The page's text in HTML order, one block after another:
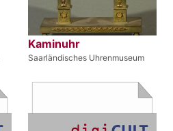
Kaminuhr
Saarländisches Uhrenmuseum